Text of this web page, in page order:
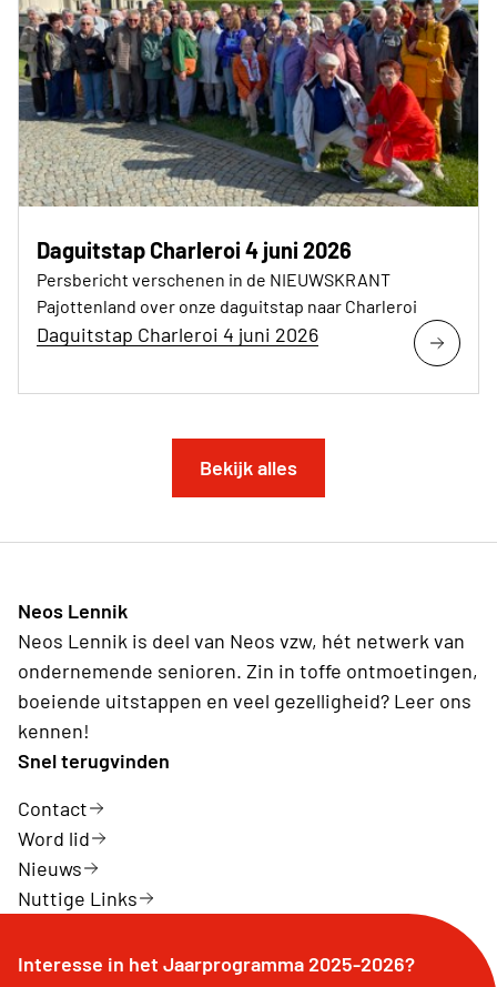
Daguitstap Charleroi 4 juni 2026
Persbericht verschenen in de NIEUWSKRANT
Pajottenland over onze daguitstap naar Charleroi
Daguitstap Charleroi 4 juni 2026
Bekijk alles
Neos Lennik
Neos Lennik is deel van Neos vzw, hét netwerk van
ondernemende senioren. Zin in toffe ontmoetingen,
boeiende uitstappen en veel gezelligheid? Leer ons
kennen!
Snel terugvinden
Contact
Word lid
Nieuws
Nuttige Links
Interesse in het Jaarprogramma 2025-2026?